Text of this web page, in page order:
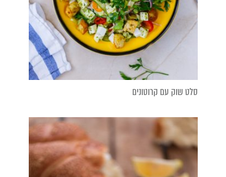
סלט שוק עם קרוטונים